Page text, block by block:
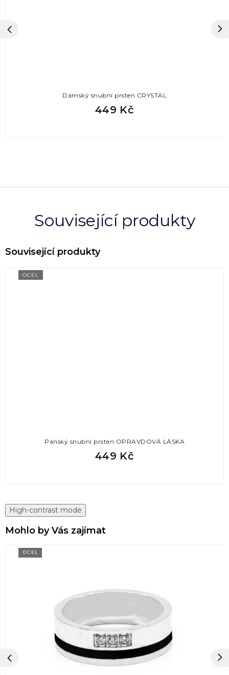
Související produkty
OCEL
Pánský snubní prsten OPRAVDOVÁ LÁSKA
449 Kč
Dámský snubní prsten CRYSTAL
449 Kč
High-contrast mode
Mohlo by Vás zajímat
OCEL